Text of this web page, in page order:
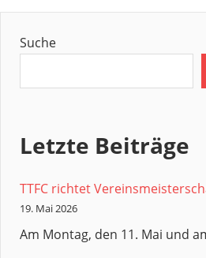
Suche
Letzte Beiträge
TTFC richtet
19. Mai 2026
Am Montag, den 11. Mai und